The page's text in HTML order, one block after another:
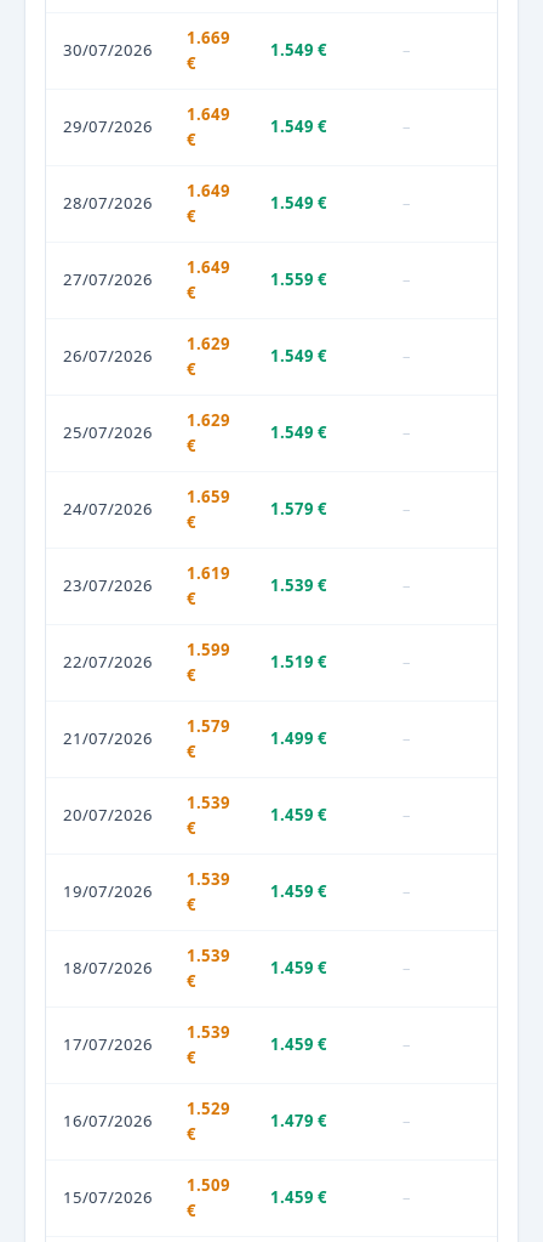
30/07/2026
1.669
€
1.549 € –
29/07/2026
1.649
€
1.549 € –
28/07/2026
1.649
€
1.549 € –
27/07/2026
1.649
€
1.559 € –
26/07/2026
1.629
€
1.549 € –
25/07/2026
1.629
€
1.549 € –
24/07/2026
1.659
€
1.579 € –
23/07/2026
1.619
€
1.539 € –
22/07/2026
1.599
€
1.519 € –
21/07/2026
1.579
€
1.499 € –
20/07/2026
1.539
€
1.459 € –
19/07/2026
1.539
€
1.459 € –
18/07/2026
1.539
€
1.459 € –
17/07/2026
1.539
€
1.459 € –
16/07/2026
1.529
€
1.479 € –
15/07/2026
1.509
€
1.459 € –